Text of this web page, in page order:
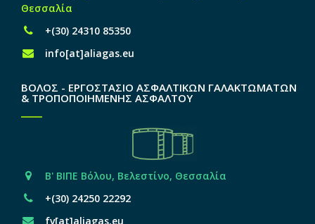
Θεσσαλία
+(30) 24310 85350
info[at]aliagas.eu
ΒΟΛΟΣ - ΕΡΓΟΣΤΑΣΙΟ ΑΣΦΑΛΤΙΚΩΝ ΓΑΛΑΚΤΩΜΑΤΩΝ
& ΤΡΟΠΟΠΟΙΗΜΕΝΗΣ ΑΣΦΑΛΤΟΥ
Β' ΒΙΠΕ Βόλου, Βελεστίνο, Θεσσαλία
+(30) 24250 22292
fv[at]aliagas.eu